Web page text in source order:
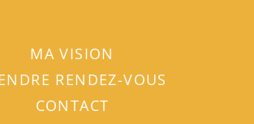
MA VISION
RENDEZ-VOUS
CONTACT